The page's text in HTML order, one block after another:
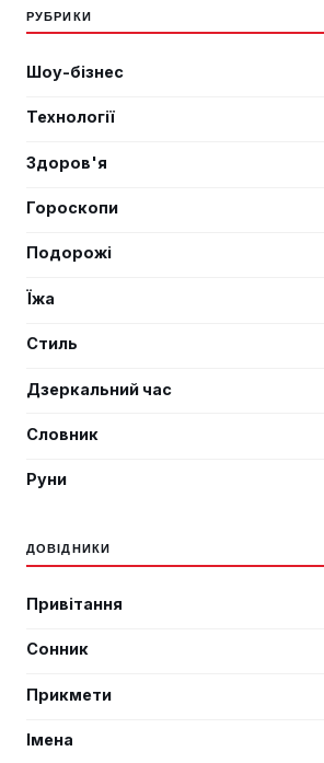
РУБРИКИ
Шоу-бізнес
Технології
Здоров'я
Гороскопи
Подорожі
Їжа
Стиль
Дзеркальний час
Словник
Руни
ДОВІДНИКИ
Привітання
Сонник
Прикмети
Імена